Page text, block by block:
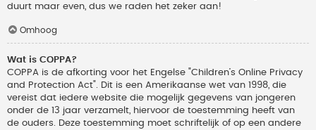
duurt maar even, dus we raden het zeker aan!
Omhoog
Wat is COPPA?
COPPA is de afkorting voor het Engelse "Children’s Online Privacy
and Protection Act". Dit is een Amerikaanse wet van 1998, die
vereist dat iedere website die mogelijk gegevens van jongeren
onder de 13 jaar verzamelt, hiervoor de toestemming heeft van
de ouders. Deze toestemming moet schriftelijk of op een andere